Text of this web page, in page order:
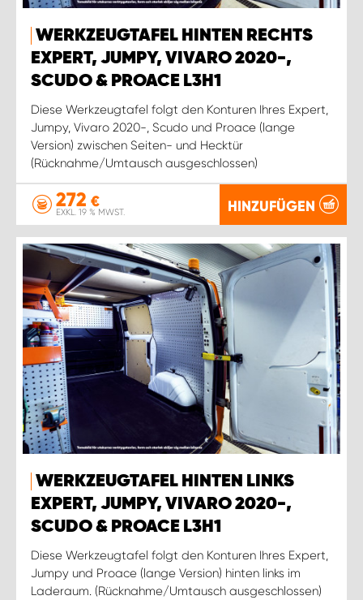
WERKZEUGTAFEL HINTEN RECHTS
EXPERT, JUMPY, VIVARO 2020-,
SCUDO & PROACE L3H1
Diese Werkzeugtafel folgt den Konturen Ihres Expert,
Jumpy, Vivaro 2020-, Scudo und Proace (lange
Version) zwischen Seiten- und Hecktür
(Rücknahme/Umtausch ausgeschlossen)
272 €
EXKL. 19 % MWST. HINZUFÜGEN
WERKZEUGTAFEL HINTEN LINKS
EXPERT, JUMPY, VIVARO 2020-,
SCUDO & PROACE L3H1
Diese Werkzeugtafel folgt den Konturen Ihres Expert,
Jumpy und Proace (lange Version) hinten links im
Laderaum. (Rücknahme/Umtausch ausgeschlossen)